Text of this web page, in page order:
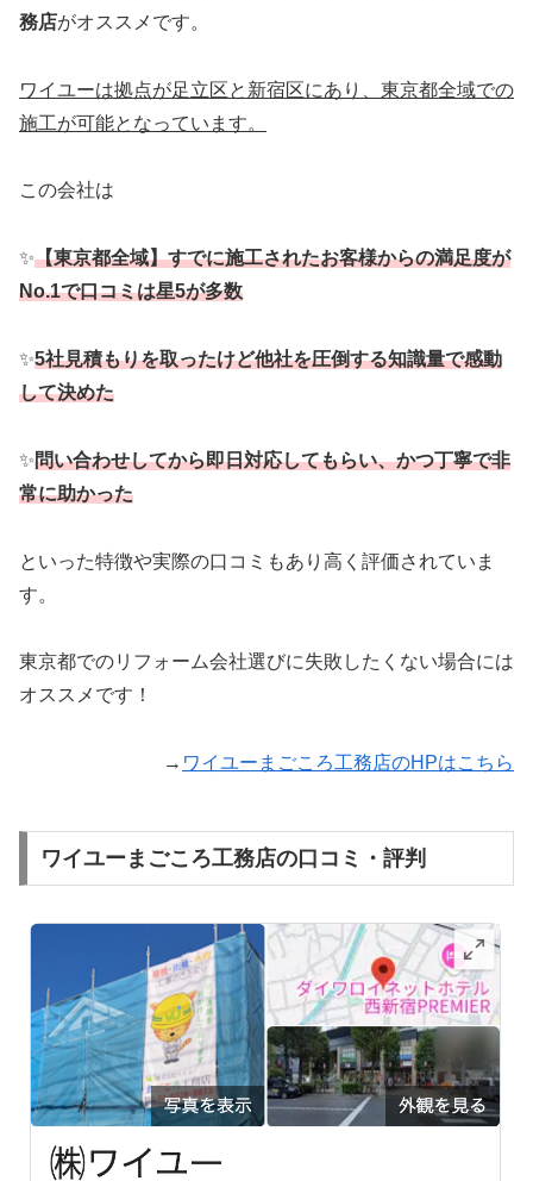
務店がオススメです。
ワイユーは拠点が足立区と新宿区にあり、東京都全域での
施工が可能となっています。
この会社は
✨【東京都全域】すでに施工されたお客様からの満足度が
No.1で口コミは星5が多数
✨5社見積もりを取ったけど他社を圧倒する知識量で感動
して決めた
✨問い合わせしてから即日対応してもらい、かつ丁寧で非
常に助かった
といった特徴や実際の口コミもあり高く評価されていま
す。
東京都でのリフォーム会社選びに失敗したくない場合には
オススメです！
→ ワイユーまごころ工務店のHPはこちら
ワイユーまごころ工務店の口コミ・評判